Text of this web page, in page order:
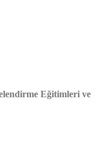
Eğitimleri ve